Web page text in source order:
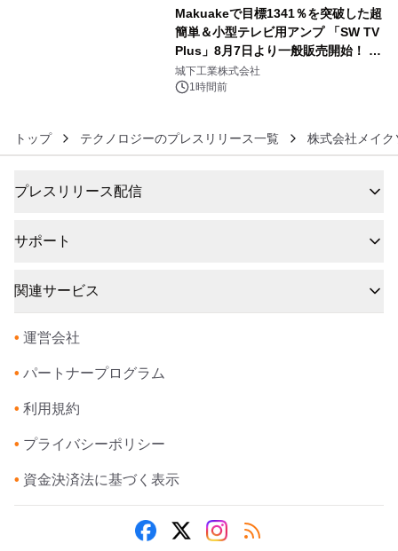
Makuakeで目標1341％を突破した超
簡単＆小型テレビ用アンプ 「SW TV
Plus」8月7日より一般販売開始！ ケ
ーブル1本つなぐだけ、テレビの音が
ぐっと豊かに
城下工業株式会社
1時間前
トップ テクノロジーのプレスリリース一覧 株式会社メイ
プレスリリース配信
サポート
関連サービス
• 運営会社
• パートナープログラム
• 利用規約
• プライバシーポリシー
• 資金決済法に基づく表示